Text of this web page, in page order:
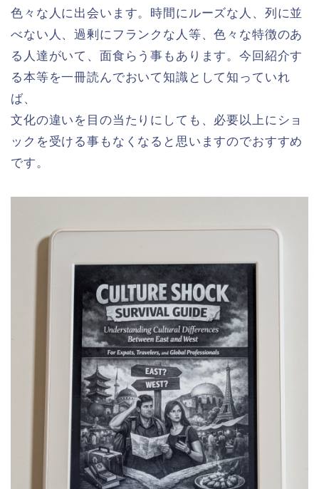
色々な人に出会います。時間にルーズな人、列に並
べない人、過剰にフランクな人等、色々な特徴のあ
る人達がいて、面食らう事もあります。今回紹介す
る本等を一冊読んでおいて知識として知っていれ
ば、
文化の違いを目の当たりにしても、必要以上にショ
ックを受ける事もなくなると思いますのでおすすめ
です。